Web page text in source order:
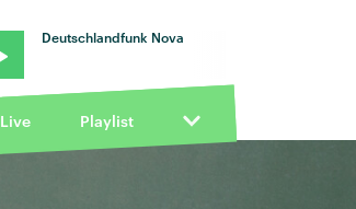
Deutschlandfunk Nova
Live Playlist